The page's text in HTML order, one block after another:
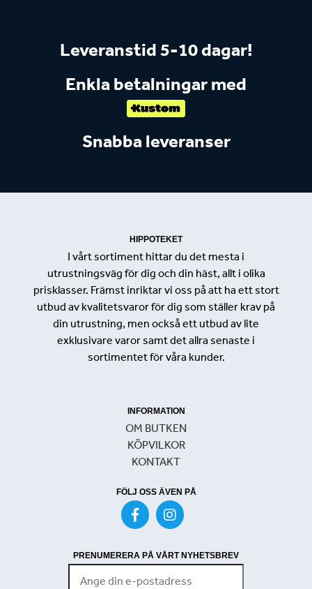
Leveranstid 5-10 dagar!
Enkla betalningar med
Snabba leveranser
HIPPOTEKET
I vårt sortiment hittar du det mesta i
utrustningsväg för dig och din häst, allt i olika
prisklasser. Främst inriktar vi oss på att ha ett stort
utbud av kvalitetsvaror för dig som ställer krav på
din utrustning, men också ett utbud av lite
exklusivare varor samt det allra senaste i
sortimentet för våra kunder.
INFORMATION
OM BUTKEN
KÖPVILKOR
KONTAKT
FÖLJ OSS ÄVEN PÅ
PRENUMERERA PÅ VÅRT NYHETSBREV